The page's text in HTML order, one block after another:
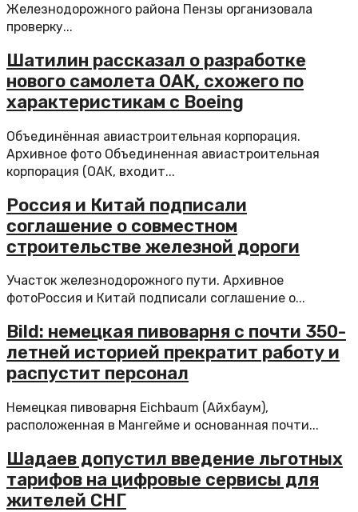
Железнодорожного района Пензы организовала
проверку...
Шатилин рассказал о разработке
нового самолета ОАК, схожего по
характеристикам с Boeing
Объединённая авиастроительная корпорация.
Архивное фото Объединенная авиастроительная
корпорация (ОАК, входит...
Россия и Китай подписали
соглашение о совместном
строительстве железной дороги
Участок железнодорожного пути. Архивное
фотоРоссия и Китай подписали соглашение о...
Bild: немецкая пивоварня с почти 350-
летней историей прекратит работу и
распустит персонал
Немецкая пивоварня Eichbaum (Айхбаум),
расположенная в Мангейме и основанная почти...
Шадаев допустил введение льготных
тарифов на цифровые сервисы для
жителей СНГ